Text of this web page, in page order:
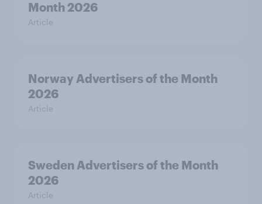
Month 2026
Article
Norway Advertisers of the Month
2026
Article
Sweden Advertisers of the Month
2026
Article